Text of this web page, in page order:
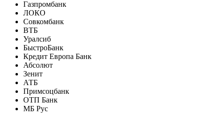
Газпромбанк
ЛОКО
Совкомбанк
ВТБ
Уралсиб
БыстроБанк
Кредит Европа Банк
Абсолют
Зенит
АТБ
Примсоцбанк
ОТП Банк
МБ Рус